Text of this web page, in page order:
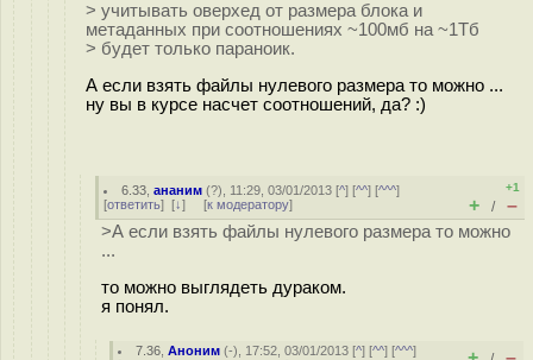
> учитывать оверхед от размера блока и
метаданных при соотношениях ~100мб на ~1Тб
> будет только параноик.
А если взять файлы нулевого размера то можно ...
ну вы в курсе насчет соотношений, да? :)
6.33 ,ананим (?), 11:29, 03/01/2013 [^] [^^] [^^^]
[ответить] [↓] [к модератору]
+1
+ / –
>А если взять файлы нулевого размера то можно
...
то можно выглядеть дураком.
я понял.
7.36 ,Аноним (-), 17:52, 03/01/2013 [^] [^^] [^^^]